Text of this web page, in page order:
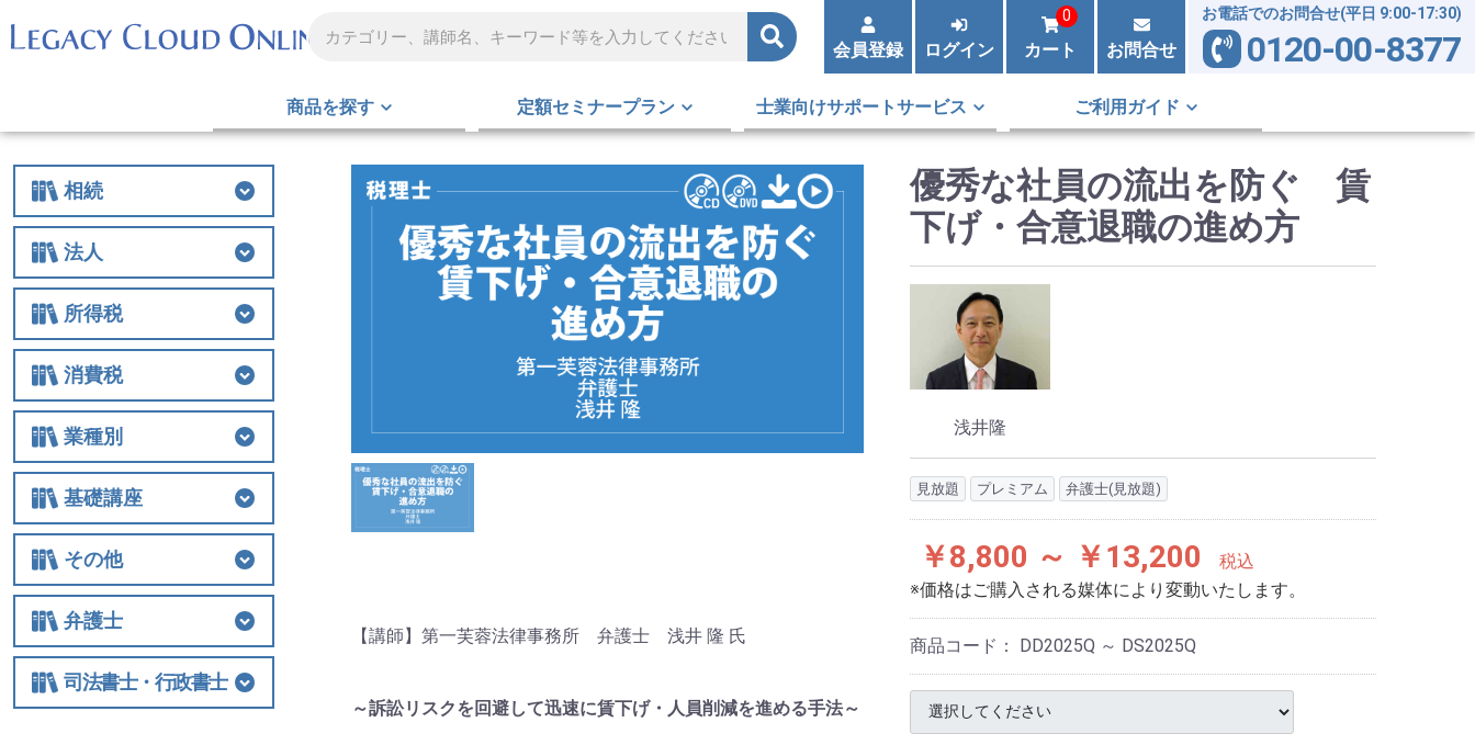
会員登録 ログイン カート
0
お問合せ
お電話でのお問合せ(平日 9:00-17:30)
0120-00-8377
商品を探す 定額セミナープラン 士業向けサポートサービス ご利用ガイド
相続
相続
相続税
贈与
財産評価
事業承継
不動産
生前対策
税務調査
その他
法人
法人
法人税
経費
役員関連
特例
組織再編
解散・清算
税務調査
その他
所得税
所得税
所得税
譲渡
税務調査
その他
消費税
消費税
消費税
税務調査
その他
業種別
業種別
医業
農業
非営利法人
介護
税務調査
その他の業種
基礎講座
基礎講座
相続税
法人関連
その他
その他
士業経営
国際税務
保険
税制改正全般
ビジネス
借地権
弁護士
弁護士
相続
交通事故
離婚
労働
不動産・建築
債権回収
民事訴訟
顧客対応・顧問契約
事務所経営・運営
その他
司法書士・行政書士
【講師】第一芙蓉法律事務所 弁護士 浅井 隆 氏
～訴訟リスクを回避して迅速に賃下げ・人員削減を進める手法～
優秀な社員の流出を防ぐ 賃
下げ・合意退職の進め方
浅井隆
見放題 プレミアム 弁護士(見放題)
￥8,800 ～ ￥13,200
税込
※価格はご購入される媒体により変動いたします。
商品コード： DD2025Q ～ DS2025Q